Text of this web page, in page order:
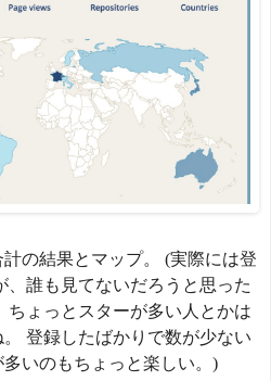
の結果とマップ。 (実際には登
、誰も見てないだろうと思った
ちょっとスターが多い人とかは
登録したばかりで数が少ない
いのもちょっと楽しい。)